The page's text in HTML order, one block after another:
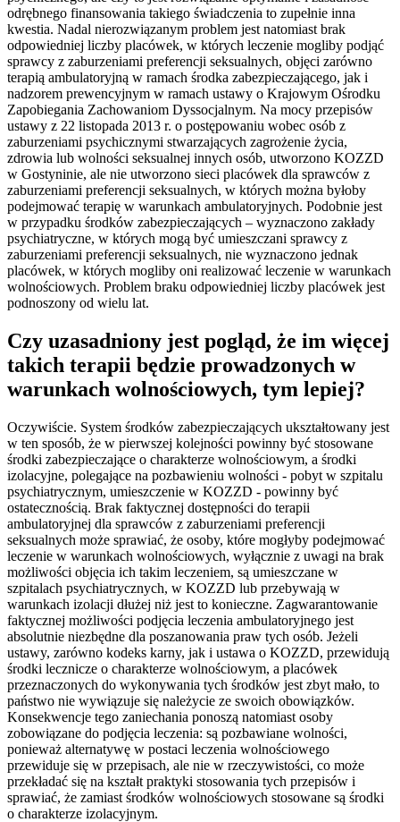
odrębnego finansowania takiego świadczenia to zupełnie inna
kwestia. Nadal nierozwiązanym problem jest natomiast brak
odpowiedniej liczby placówek, w których leczenie mogliby podjąć
sprawcy z zaburzeniami preferencji seksualnych, objęci zarówno
terapią ambulatoryjną w ramach środka zabezpieczającego, jak i
nadzorem prewencyjnym w ramach ustawy o Krajowym Ośrodku
Zapobiegania Zachowaniom Dyssocjalnym. Na mocy przepisów
ustawy z 22 listopada 2013 r. o postępowaniu wobec osób z
zaburzeniami psychicznymi stwarzających zagrożenie życia,
zdrowia lub wolności seksualnej innych osób, utworzono KOZZD
w Gostyninie, ale nie utworzono sieci placówek dla sprawców z
zaburzeniami preferencji seksualnych, w których można byłoby
podejmować terapię w warunkach ambulatoryjnych. Podobnie jest
w przypadku środków zabezpieczających – wyznaczono zakłady
psychiatryczne, w których mogą być umieszczani sprawcy z
zaburzeniami preferencji seksualnych, nie wyznaczono jednak
placówek, w których mogliby oni realizować leczenie w warunkach
wolnościowych. Problem braku odpowiedniej liczby placówek jest
podnoszony od wielu lat.
Czy uzasadniony jest pogląd, że im więcej
takich terapii będzie prowadzonych w
warunkach wolnościowych, tym lepiej?
Oczywiście. System środków zabezpieczających ukształtowany jest
w ten sposób, że w pierwszej kolejności powinny być stosowane
środki zabezpieczające o charakterze wolnościowym, a środki
izolacyjne, polegające na pozbawieniu wolności - pobyt w szpitalu
psychiatrycznym, umieszczenie w KOZZD - powinny być
ostatecznością. Brak faktycznej dostępności do terapii
ambulatoryjnej dla sprawców z zaburzeniami preferencji
seksualnych może sprawiać, że osoby, które mogłyby podejmować
leczenie w warunkach wolnościowych, wyłącznie z uwagi na brak
możliwości objęcia ich takim leczeniem, są umieszczane w
szpitalach psychiatrycznych, w KOZZD lub przebywają w
warunkach izolacji dłużej niż jest to konieczne. Zagwarantowanie
faktycznej możliwości podjęcia leczenia ambulatoryjnego jest
absolutnie niezbędne dla poszanowania praw tych osób. Jeżeli
ustawy, zarówno kodeks karny, jak i ustawa o KOZZD, przewidują
środki lecznicze o charakterze wolnościowym, a placówek
przeznaczonych do wykonywania tych środków jest zbyt mało, to
państwo nie wywiązuje się należycie ze swoich obowiązków.
Konsekwencje tego zaniechania ponoszą natomiast osoby
zobowiązane do podjęcia leczenia: są pozbawiane wolności,
ponieważ alternatywę w postaci leczenia wolnościowego
przewiduje się w przepisach, ale nie w rzeczywistości, co może
przekładać się na kształt praktyki stosowania tych przepisów i
sprawiać, że zamiast środków wolnościowych stosowane są środki
o charakterze izolacyjnym.